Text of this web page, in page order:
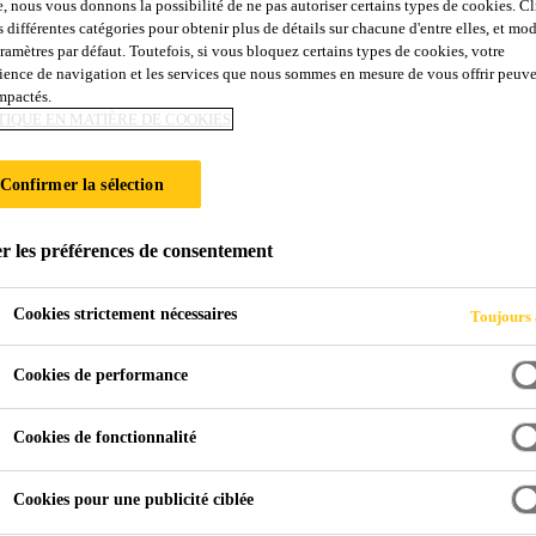
améliorer la durabilité et la résistance du
à réduire les fissures de retrait, à
et à réduire les déformations dangereuses
nous vous donnons la possibilité de ne pas autoriser certains types de cookies.
différentes catégories pour obtenir plus de détails sur chacune d'entre elles, et
par défaut. Toutefois, si vous bloquez certains types de cookies, votre
de navigation et les services que nous sommes en mesure de vous offrir
EN MATIÈRE DE COOKIES
Confirmer la sélection
les préférences de consentement
Cookies strictement nécessaires Toujours
Cookies de performance
Cookies de fonctionnalité
Cookies pour une publicité ciblée